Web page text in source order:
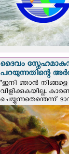
ദൈവം
പറയുന്നതിന്റെ
"ഇനി ഞാന്‍
വിളിക്കുകയില്ല.
ചെയ്യുന്നതെന്തെന്ന്